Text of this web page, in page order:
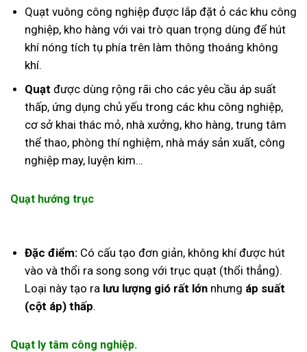
Quạt vuông công nghiệpđược lắp đặt ỏ các khu công
nghiệp, kho hàng với vai trò quan trọng dùng để hút
khí nóng tích tụ phía trên làm thông thoáng không
khí.
Quạt được dùng rộng rãi cho các yêu cầu áp suất
thấp, ứng dụng chủ yếu trong các khu công nghiệp,
cơ sở khai thác mỏ, nhà xưởng, kho hàng, trung tâm
thể thao, phòng thí nghiệm, nhà máy sản xuất, công
nghiệp may, luyện kim…
Quạt hướng trục
Đặc điểm:Có cấu tạo đơn giản, không khí được hút
vào và thổi ra song song với trục quạt (thổi thẳng).
Loại này tạo ra lưu lượng gió rất lớnnhưng áp suất
(cột áp) thấp.
Quạt ly tâm công nghiệp.